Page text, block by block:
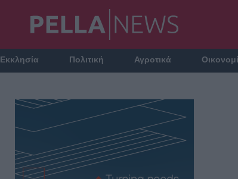
Εκκλησία Πολιτική Αγροτικά